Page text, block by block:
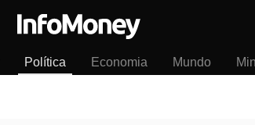
Política Economia Mundo